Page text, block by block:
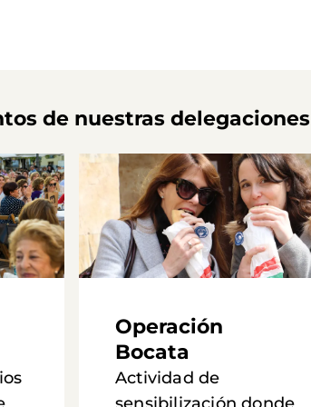
de nuestras delegaciones
Operación
Bocata
Actividad de